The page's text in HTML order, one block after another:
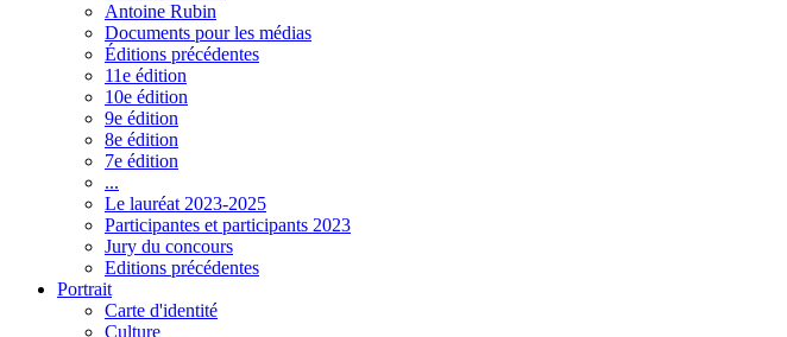
Antoine Rubin
Documents pour les médias
Éditions précédentes
11e édition
10e édition
9e édition
8e édition
7e édition
...
Le lauréat 2023-2025
Participantes et participants 2023
Jury du concours
Editions précédentes
Portrait
Carte d'identité
Culture